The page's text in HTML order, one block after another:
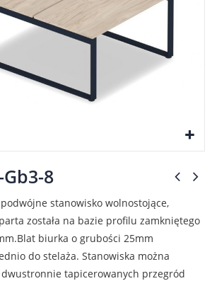
8
stanowisko wolnostojące,
została na bazie profilu zamkniętego
biurka o grubości 25mm
do stelaża. Stanowiska można
tapicerowanych przegród